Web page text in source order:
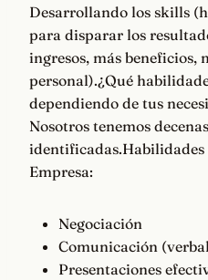
Desarrollando los skills
para disparar los
ingresos, más beneficios,
personal).¿Qué
dependiendo de tus
Nosotros tenemos
identificadas.Habilidades
Empresa:
Negociación
Comunicación
Presentaciones